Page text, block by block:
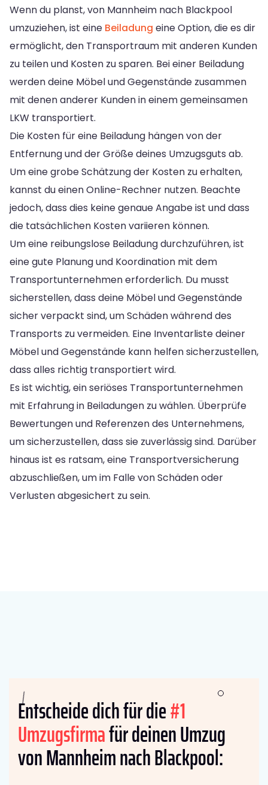
Wenn du planst, von Mannheim nach Blackpool
umzuziehen, ist eine Beiladung eine Option, die es dir
ermöglicht, den Transportraum mit anderen Kunden
zu teilen und Kosten zu sparen. Bei einer Beiladung
werden deine Möbel und Gegenstände zusammen
mit denen anderer Kunden in einem gemeinsamen
LKW transportiert.
Die Kosten für eine Beiladung hängen von der
Entfernung und der Größe deines Umzugsguts ab.
Um eine grobe Schätzung der Kosten zu erhalten,
kannst du einen Online-Rechner nutzen. Beachte
jedoch, dass dies keine genaue Angabe ist und dass
die tatsächlichen Kosten variieren können.
Um eine reibungslose Beiladung durchzuführen, ist
eine gute Planung und Koordination mit dem
Transportunternehmen erforderlich. Du musst
sicherstellen, dass deine Möbel und Gegenstände
sicher verpackt sind, um Schäden während des
Transports zu vermeiden. Eine Inventarliste deiner
Möbel und Gegenstände kann helfen sicherzustellen,
dass alles richtig transportiert wird.
Es ist wichtig, ein seriöses Transportunternehmen
mit Erfahrung in Beiladungen zu wählen. Überprüfe
Bewertungen und Referenzen des Unternehmens,
um sicherzustellen, dass sie zuverlässig sind. Darüber
hinaus ist es ratsam, eine Transportversicherung
abzuschließen, um im Falle von Schäden oder
Verlusten abgesichert zu sein.
Entscheide dich für die#1
Umzugsfirmafür deinen Umzug
von Mannheim nach Blackpool: